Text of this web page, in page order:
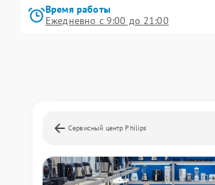
Время работы
Ежедневно с 9:00 до 21:00
Сервисный центр Philips